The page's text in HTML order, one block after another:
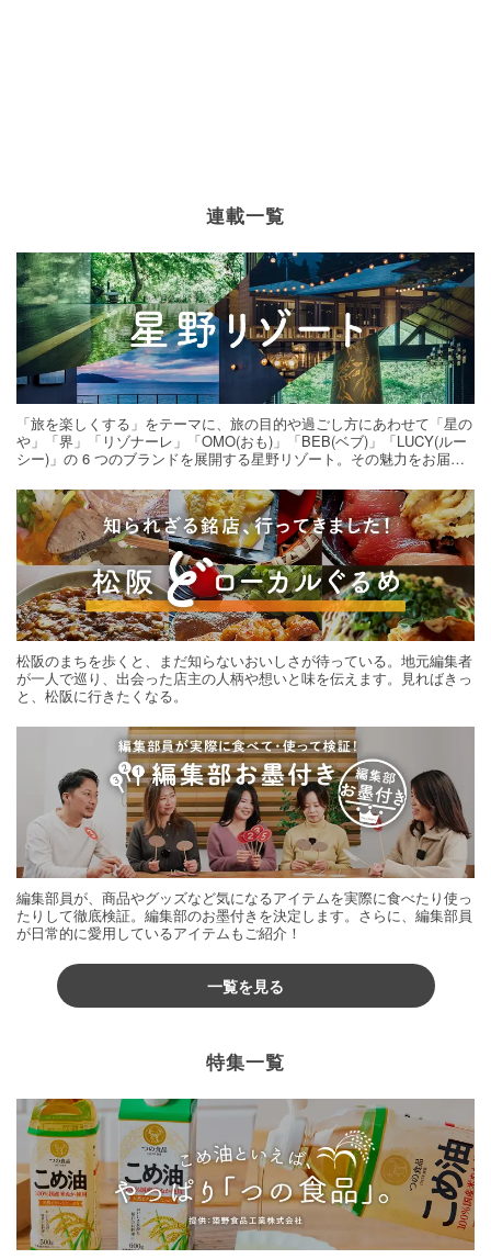
連載一覧
「旅を楽しくする」をテーマに、旅の目的や過ごし方にあわせて「星の
や」「界」「リゾナーレ」「OMO(おも)」「BEB(ベブ)」「LUCY(ルー
シー)」の 6 つのブランドを展開する星野リゾート。その魅力をお届け
松阪のまちを歩くと、まだ知らないおいしさが待っている。地元編集者
が一人で巡り、出会った店主の人柄や想いと味を伝えます。見ればきっ
と、松阪に行きたくなる。
編集部員が、商品やグッズなど気になるアイテムを実際に食べたり使っ
たりして徹底検証。編集部のお墨付きを決定します。さらに、編集部員
が日常的に愛用しているアイテムもご紹介！
一覧を見る
特集一覧